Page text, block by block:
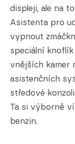
displeji, ale na
Asistenta pro
vypnout
speciální
vnějších kamer
asistenčních
středové
Ta si výborně
benzin.